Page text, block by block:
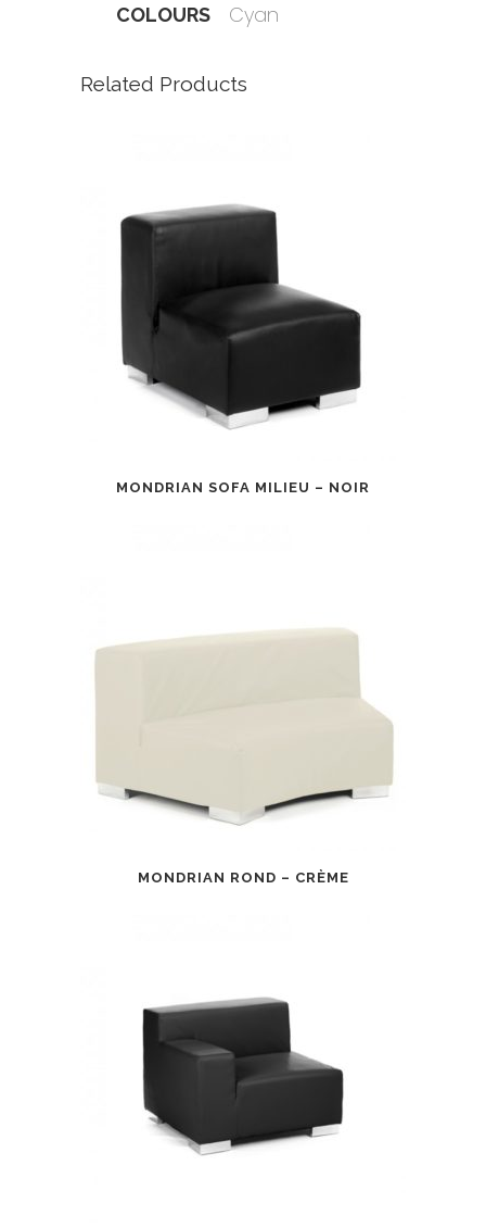
COLOURS Cyan
Related Products
MONDRIAN SOFA MILIEU – NOIR
MONDRIAN ROND – CRÈME